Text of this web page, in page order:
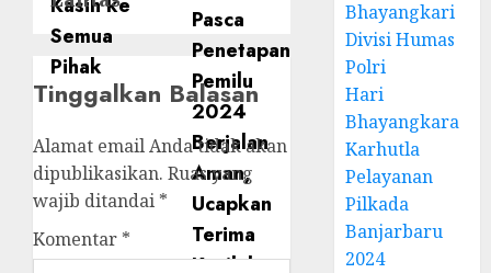
Tinggalkan Balasan
Alamat email Anda tidak akan
dipublikasikan. Ruas yang
wajib ditandai *
Komentar *
Bhayangkari
Divisi Humas
Polri
Hari
Bhayangkara
Karhutla
Pelayanan
Pilkada
Banjarbaru
2024